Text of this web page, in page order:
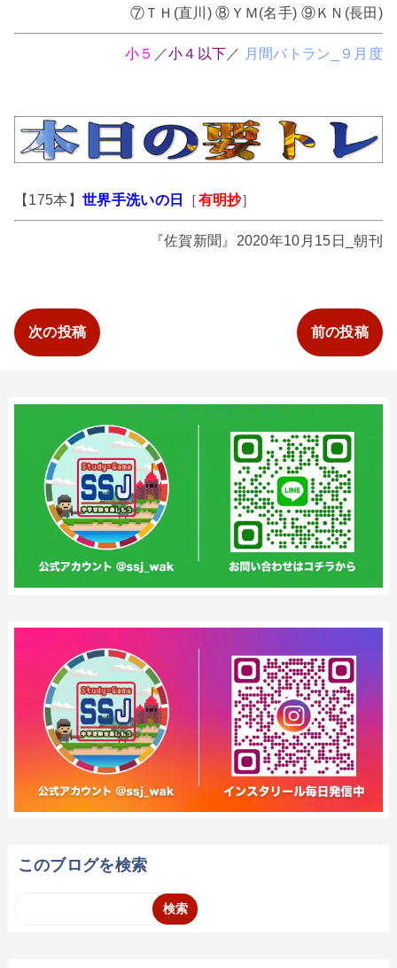
⑦ＴＨ(直川) ⑧ＹＭ(名手) ⑨ＫＮ(長田)
小５ ／小４以下 ／ 月間バトラン_９月度
【175本】 世界手洗いの日 ［有明抄］
『佐賀新聞』2020年10月15日_朝刊
次の投稿 前の投稿
このブログを検索